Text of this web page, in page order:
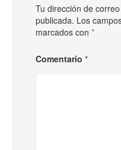
Tu dirección de
publicada. Los
marcados con *
Comentario *